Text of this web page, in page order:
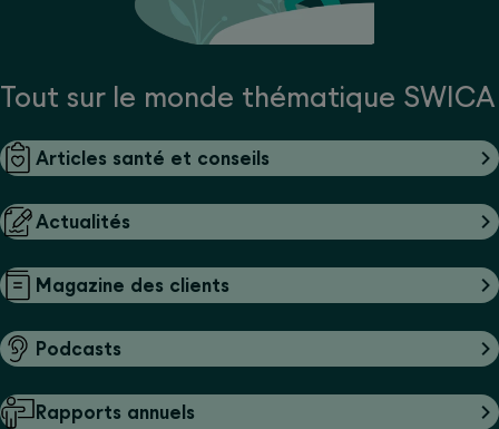
Tout sur le monde thématique SWICA
Articles santé et conseils
Actualités
Magazine des clients
Podcasts
Rapports annuels